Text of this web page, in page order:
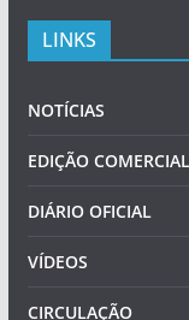
LINKS
NOTÍCIAS
EDIÇÃO COMERCIAL
DIÁRIO OFICIAL
VÍDEOS
CIRCULAÇÃO